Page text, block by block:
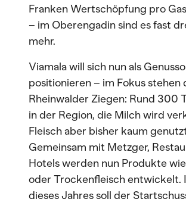
Franken Wertschöpfung pro
– im Oberengadin sind es fast
mehr.
Viamala will sich nun als
positionieren – im Fokus stehen
Rheinwalder Ziegen: Rund 300
in der Region, die Milch wird
Fleisch aber bisher kaum
Gemeinsam mit Metzger,
Hotels werden nun Produkte
oder Trockenfleisch entwickelt.
dieses Jahres soll der